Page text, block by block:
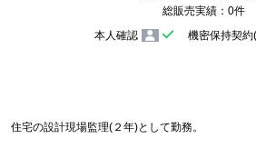
総販売実績：0件
本人確認
機密保持契約
住宅の設計現場監理(２年)として勤務。